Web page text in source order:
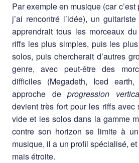
Par exemple en musique (car
j’ai rencontré l’idée), un
apprendrait tous les morceaux
riffs les plus simples, puis les
solos, puis chercherait d’autres
genre, avec peut-être des
difficiles (Megadeth, Iced
approche deprogression
devient très fort pour les riffs avec
vide et les solos dans la gamme
contre son horizon se limite à
musique, il a un profil spécialisé,
mais étroite.